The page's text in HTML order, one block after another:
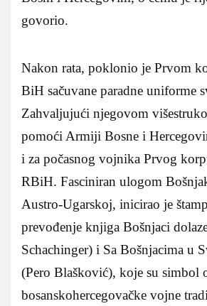
govorio.
Nakon rata, poklonio je Prvom
BiH sačuvane paradne uniforme
Zahvaljujući njegovom
pomoći Armiji Bosne i
i za počasnog vojnika Prvog
RBiH. Fasciniran ulogom
Austro‑Ugarskoj, inicirao je
prevođenje knjiga Bošnjaci
Schachinger) i Sa Bošnjacima u
(Pero Blašković), koje su simbol
bosanskohercegovačke vojne